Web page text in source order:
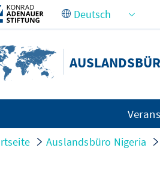
springen
Auslandsbüro Nigeria